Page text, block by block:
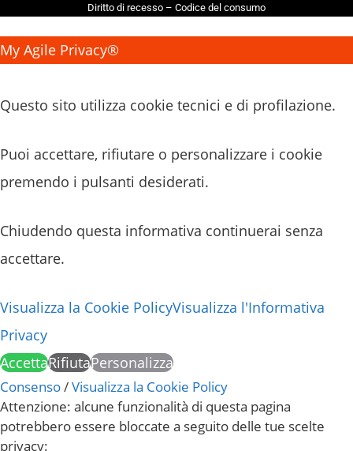
Diritto di recesso – Codice del consumo
My Agile Privacy®
Questo sito utilizza cookie tecnici e di profilazione.
Puoi accettare, rifiutare o personalizzare i cookie
premendo i pulsanti desiderati.
Chiudendo questa informativa continuerai senza
accettare.
Visualizza la Cookie PolicyVisualizza l'Informativa
Privacy
AccettaRifiutaPersonalizza
Consenso/Visualizza la Cookie Policy
Attenzione: alcune funzionalità di questa pagina
potrebbero essere bloccate a seguito delle tue scelte
privacy: